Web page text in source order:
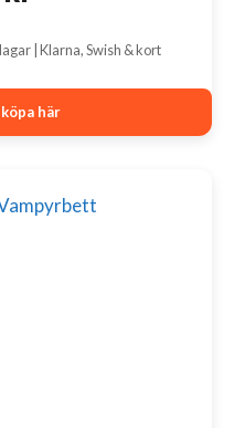
| Klarna, Swish & kort
här